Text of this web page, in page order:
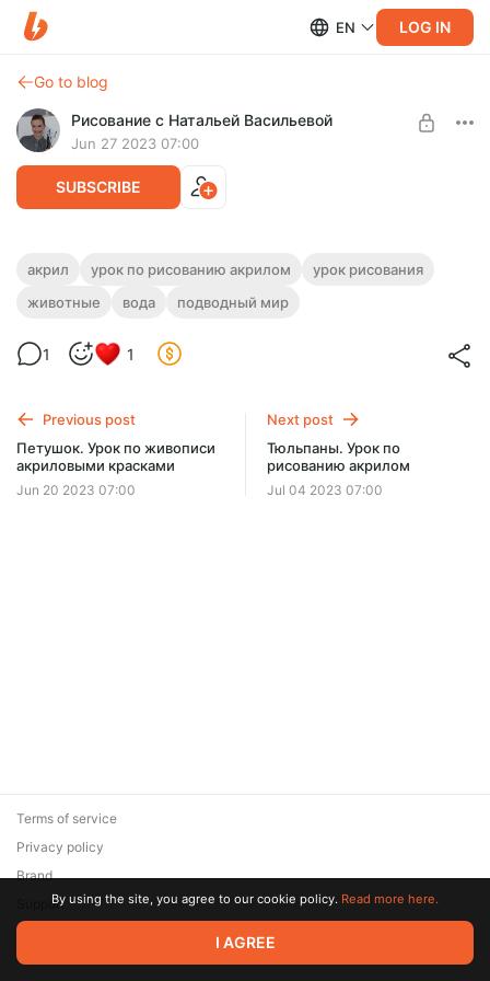
EN LOG IN
Go to blog
Рисование с Натальей Васильевой
Jun 27 2023 07:00
SUBSCRIBE
Дельфин. Урок по живописи
акриловыми красками
дельфина акрилом. Продолжительность урока - 39 минут.
Level required:
акрил урок по рисованию акрилом
урок рисования
животные
вода подводный мир
1 1
Previous post
Петушок. Урок по живописи
акриловыми красками
Jun 20 2023 07:00
Next post
Тюльпаны. Урок по
рисованию акрилом
Jul 04 2023 07:00
© 2026 Zaya Solutions Limited. All rights reserved. All trademarks
are the property of their respective owners.
Terms of service
Privacy policy
Brand
SupportBy using the site, you agree to our cookie policy. Read more here.
I AGREE